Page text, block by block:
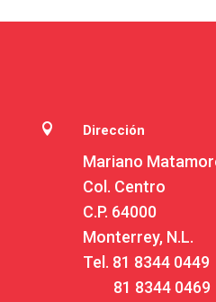
 Dirección
Mariano
Col. Centro
C.P. 64000
Monterrey, N.L.
Tel. 81 8344 0449
81 8344 0469